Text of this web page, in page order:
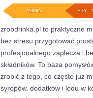
STY -
ADMIN
zrobdrinka.pl to praktyczne
bez stresu przygotować
profesjonalnego zaplecza i
składników. To baza
zrobić z tego, co często już
syropów, dodatków i lodu w